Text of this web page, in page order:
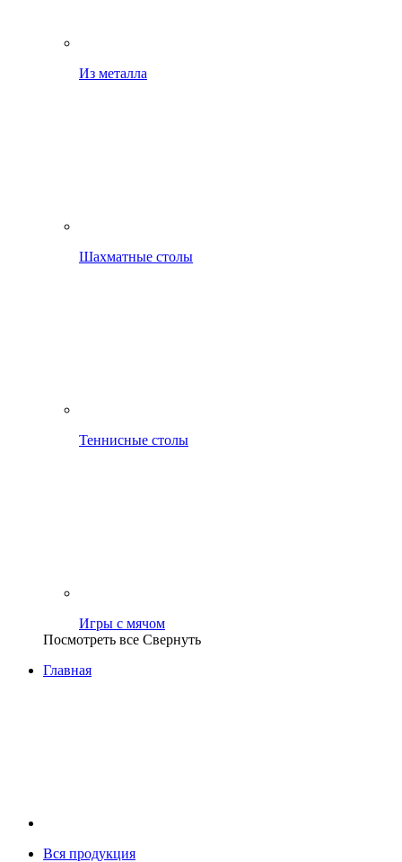
Из металла
Шахматные столы
Теннисные столы
Игры с мячом
Посмотреть все Свернуть
Главная
Вся продукция